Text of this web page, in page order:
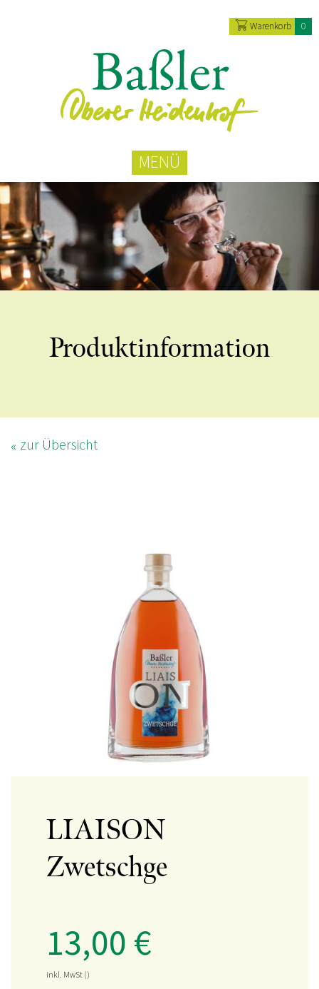
Warenkorb 0
MENÜ
Produktinformation
zur Übersicht
LIAISON
Zwetschge
13,00€
inkl. MwSt()